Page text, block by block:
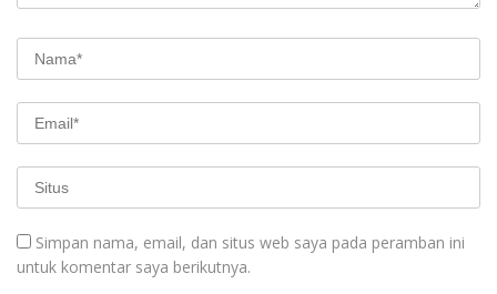
Simpan nama, email, dan situs web saya pada peramban ini
untuk komentar saya berikutnya.